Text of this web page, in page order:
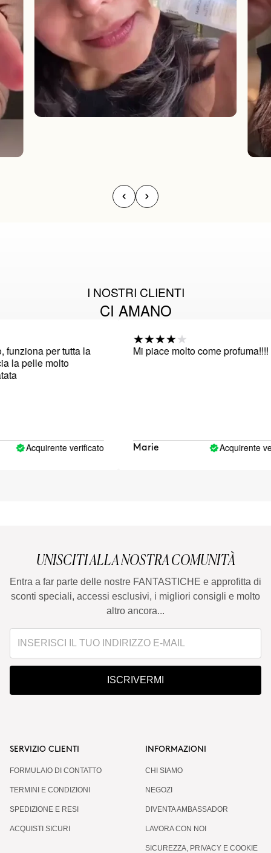
I NOSTRI CLIENTI
CI AMANO
per tutta la
pelle molto
Acquirente verificato
Mi piace molto come profuma!!!!
Marie Acquirente
UNISCITI ALLA NOSTRA COMUNITÀ
Entra a far parte delle nostre FANTASTICHE e approfitta di
sconti speciali, accessi esclusivi, i migliori consigli e molto
altro ancora...
ISCRIVERMI
SERVIZIO CLIENTI
FORMULAIO DI CONTATTO
TERMINI E CONDIZIONI
SPEDIZIONE E RESI
ACQUISTI SICURI
INFORMAZIONI
CHI SIAMO
NEGOZI
DIVENTA AMBASSADOR
LAVORA CON NOI
SICUREZZA, PRIVACY E COOKIE